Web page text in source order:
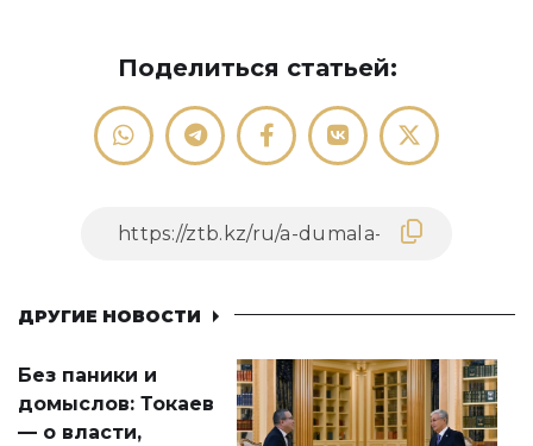
Поделиться статьей:
ДРУГИЕ НОВОСТИ
Без паники и
домыслов: Токаев
— о власти,